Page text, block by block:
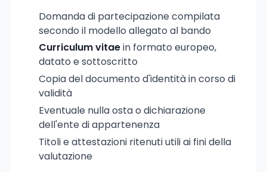
Domanda di partecipazione compilata
secondo il modello allegato al bando
Curriculum vitaein formato europeo,
datato e sottoscritto
Copia del documento d'identità in corso di
validità
Eventuale nulla osta o dichiarazione
dell'ente di appartenenza
Titoli e attestazioni ritenuti utili ai fini della
valutazione